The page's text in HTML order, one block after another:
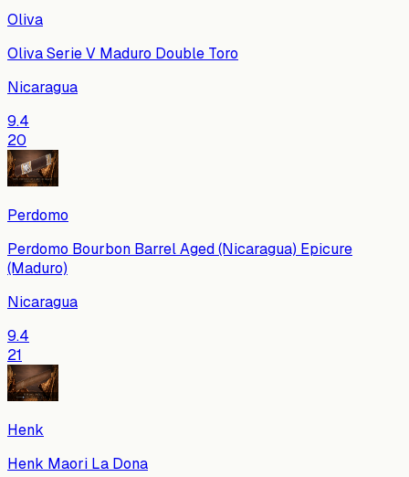
Oliva
Oliva Serie V Maduro Double Toro
Nicaragua
9.4
20
Perdomo
Perdomo Bourbon Barrel Aged (Nicaragua) Epicure
(Maduro)
Nicaragua
9.4
21
Henk
Henk Maori La Dona